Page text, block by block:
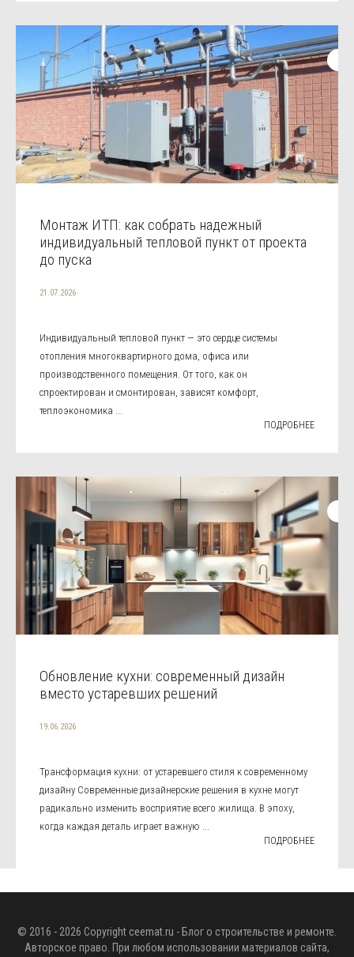
Монтаж ИТП: как собрать надежный
индивидуальный тепловой пункт от проекта
до пуска
21.07.2026
Индивидуальный тепловой пункт — это сердце системы
отопления многоквартирного дома, офиса или
производственного помещения. От того, как он
спроектирован и смонтирован, зависят комфорт,
теплоэкономика ...
ПОДРОБНЕЕ
Обновление кухни: современный дизайн
вместо устаревших решений
19.06.2026
Трансформация кухни: от устаревшего стиля к современному
дизайну Современные дизайнерские решения в кухне могут
радикально изменить восприятие всего жилища. В эпоху,
когда каждая деталь играет важную ...
ПОДРОБНЕЕ
© 2016 - 2026 Copyright ceemat.ru - Блог о строительстве и ремонте.
Авторское право. При любом использовании материалов сайта,